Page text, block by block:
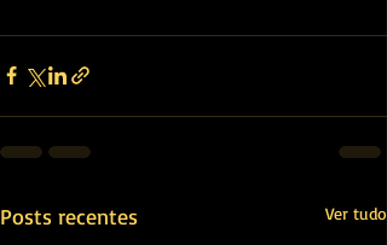
Posts recentes Ver tudo